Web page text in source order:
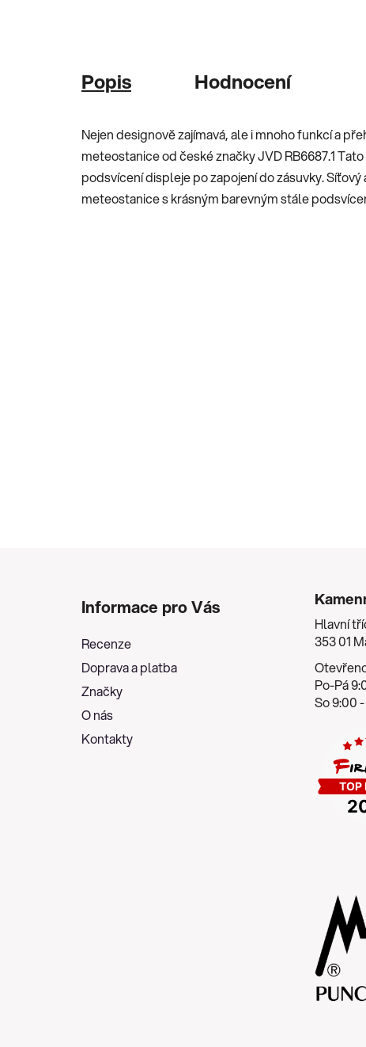
Popis Hodnocení
Nejen designově zajímavá, ale i mnoho funkcí a
meteostanice od české značky JVD RB6687.1
podsvícení displeje po zapojení do zásuvky.
meteostanice s krásným barevným stále
Informace pro Vás
Recenze
Doprava a platba
Značky
O nás
Kontakty
Hlavní
353 01
Po-Pá
So 9:00